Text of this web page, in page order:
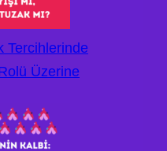
Tercihlerinde
Üzerine